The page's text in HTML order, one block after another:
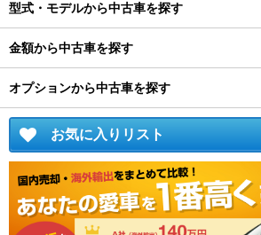
型式・モデルから中古車を探す
金額から中古車を探す
オプションから中古車を探す
お気に入りリスト